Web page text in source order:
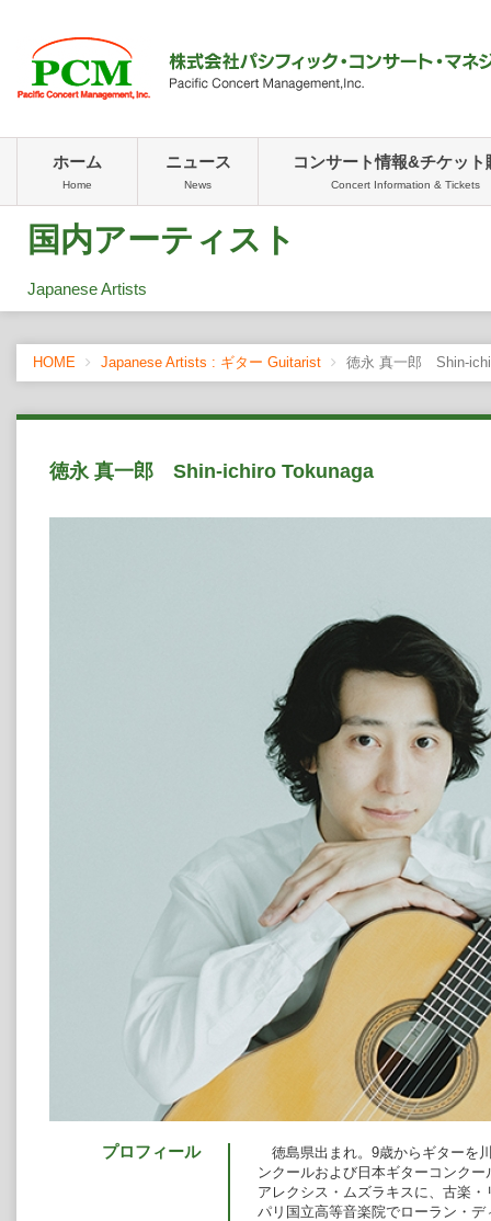
ホーム
Home
ニュース
News
コンサート情報&チケット
Concert Information & Tickets
国内アーティスト
Japanese Artists
HOME Japanese Artists : ギター Guitarist 徳永 真一郎 Shin-
徳永 真一郎 Shin-ichiro Tokunaga
プロフィール
徳島県出まれ。9歳からギターを
ンクールおよび日本ギターコンク
アレクシス・ムズラキスに、古楽
パリ国立高等音楽院でローラン・